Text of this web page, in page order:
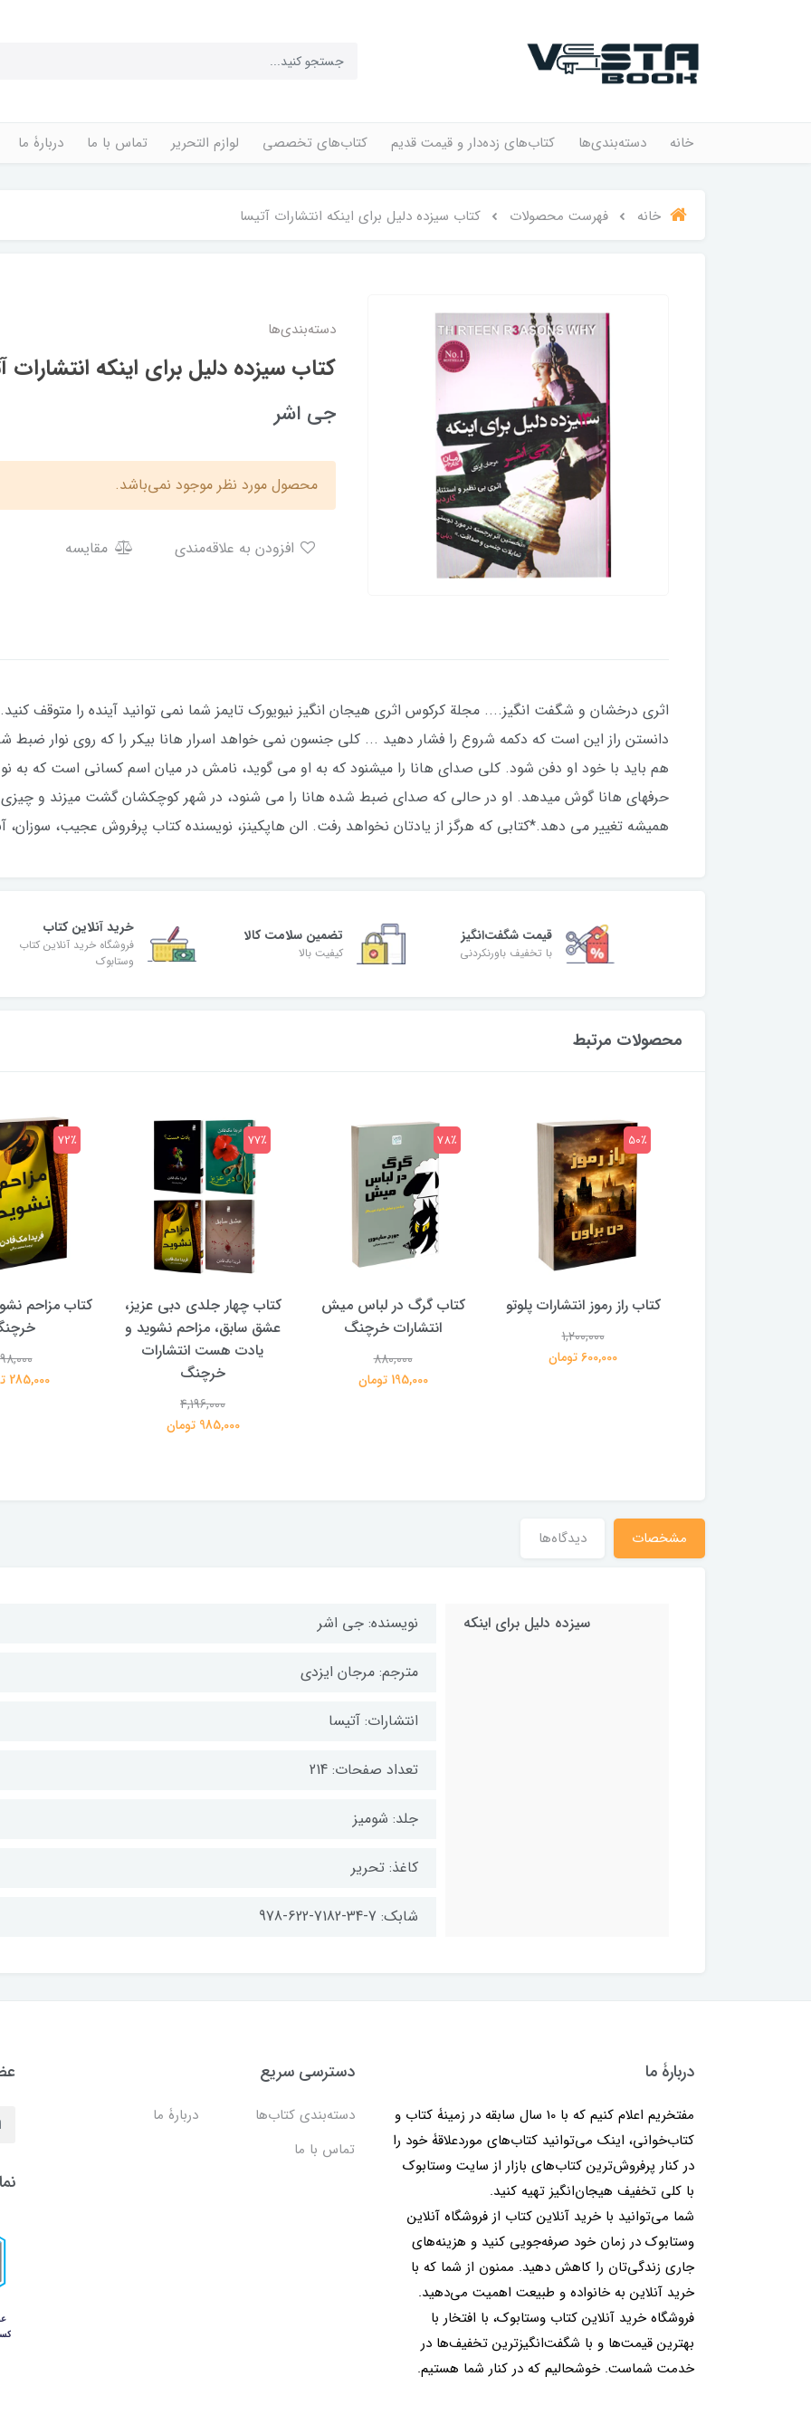
خانه دسته‌بندی‌ها کتاب‌های زده‌دار و قیمت قدیم کتاب‌های تخصصی لوازم التحریر تماس با ما دربارۀ ما
خانه فهرست محصولات کتاب سیزده دلیل برای اینکه انتشارات آتیسا
دسته‌بندی‌ها
کتاب سیزده دلیل برای اینکه انتشارات
جی اشر
محصول مورد نظر موجود نمی‌باشد.
مقایسه
اثری درخشان و شگفت انگیز.... مجلة کرکوس اثری هیجان انگیز نیویورک تایمز شما نمی توانید آینده را متوقف کنید.
دانستن راز این است که دکمه شروع را فشار دهید ... کلی جنسون نمی خواهد اسرار هانا بیکر را که روی نوار ضبط
هم باید با خود او دفن شود. کلی صدای هانا را میشنود که به او می گوید، نامش در میان اسم کسانی است که
حرفهای هانا گوش میدهد. او در حالی که صدای ضبط شده هانا را می شنود، در شهر کوچکشان گشت میزند و
همیشه تغییر می دهد.*کتابی که هرگز از یادتان نخواهد رفت. الن هاپکینز، نویسنده کتاب پرفروش عجیب، سوزان،
قیمت شگفت‌انگیز
با تخفیف باورنکردنی
تضمین سلامت کالا
کیفیت بالا
خرید آنلاین کتاب
فروشگاه خرید آنلاین کتاب
وستابوک
محصولات مرتبط
کتاب راز رموز انتشارات پلوتو
1,200,000
600,000 تومان
50٪
کتاب گرگ در لباس میش
انتشارات خرچنگ
880,000
195,000 تومان
78٪
کتاب چهار جلدی دبی عزیز،
عشق سابق، مزاحم نشوید و
یادت هست انتشارات
خرچنگ
4,196,000
985,000 تومان
77٪
کتاب مزاحم
285,000 تومان
72٪
مشخصات دیدگاه‌ها
سیزده دلیل برای اینکه نویسنده: جی اشر
مترجم: مرجان ایزدی
انتشارات: آتیسا
تعداد صفحات: 214
جلد: شومیز
کاغذ: تحریر
شابک: 7-34-7182-622-978
دربارۀ ما
مفتخریم اعلام کنیم که با 10 سال سابقه در زمینۀ کتاب و
کتاب‌خوانی، اینک می‌توانید کتاب‌های موردعلاقۀ خود را
در کنار پرفروش‌ترین کتاب‌های بازار از سایت وستابوک
با کلی تخفیف هیجان‌انگیز تهیه کنید.
شما می‌توانید با خرید آنلاین کتاب از فروشگاه آنلاین
وستابوک در زمان خود صرفه‌جویی کنید و هزینه‌های
جاری زندگی‌تان را کاهش دهید. ممنون از شما که با
خرید آنلاین به خانواده و طبیعت اهمیت می‌دهید.
فروشگاه خرید آنلاین کتاب وستابوک، با افتخار با
بهترین قیمت‌ها و با شگفت‌انگیزترین تخفیف‌ها در
خدمت شماست. خوشحالیم که در کنار شما هستیم.
دسترسی سریع
دسته‌بندی کتاب‌ها
دربارۀ ما
تماس با ما